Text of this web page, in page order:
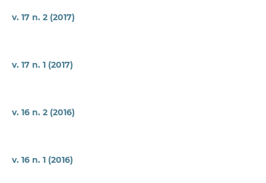
v. 17 n. 2 (2017)
v. 17 n. 1 (2017)
v. 16 n. 2 (2016)
v. 16 n. 1 (2016)